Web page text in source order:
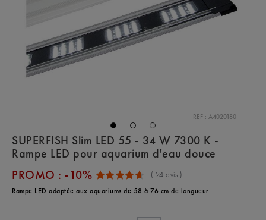
REF : A4020180
SUPERFISH Slim LED 55 - 34 W 7300 K -
Rampe LED pour aquarium d'eau douce
PROMO : -10%
( 24 avis )
Rampe LED adaptée aux aquariums de 58 à 76 cm de longueur